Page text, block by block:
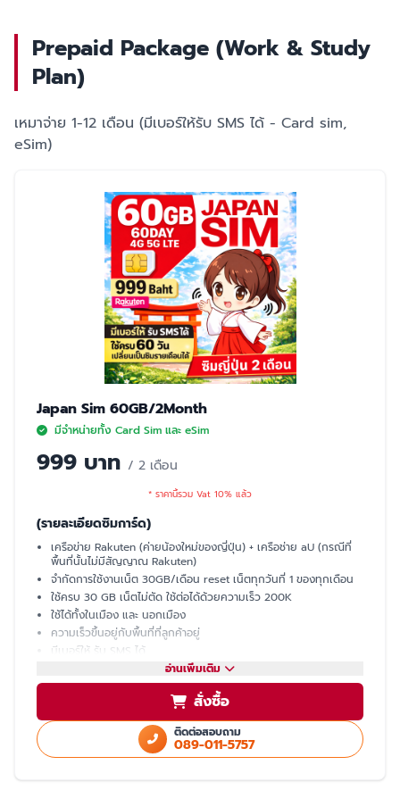
Prepaid Package (Work & Study
Plan)
เหมาจ่าย 1-12 เดือน (มีเบอร์ให้รับ SMS ได้ - Card sim,
eSim)
Japan Sim 60GB/2Month
มีจำหน่ายทั้ง Card Sim และ eSim
999 บาท / 2 เดือน
* ราคานี้รวม Vat 10% แล้ว
(รายละเอียดซิมการ์ด)
เครือข่าย Rakuten (ค่ายน้องใหม่ของญี่ปุ่น) + เครือช่าย aU (กรณีที่
พื้นที่นั้นไม่มีสัญญาณ Rakuten)
จำกัดการใช้งานเน็ต 30GB/เดือน reset เน็ตทุกวันที่ 1 ของทุกเดือน
ใช้ครบ 30 GB เน็ตไม่ตัด ใช้ต่อได้ด้วยความเร็ว 200K
ใช้ได้ทั้งในเมือง และ นอกเมือง
ความเร็วขึ้นอยู่กับพื้นที่ที่ลูกค้าอยู่
มีเบอร์ให้ รับ SMS ได้
โทรเข้า-ออก ไม่ได้ ต้องโทรผ่าน LINE
แชร์ hotspot ไม่ได้
บริการหลังการขายโดย ทีมงานคนไทย
อ่านเพิ่มเติม
สั่งซื้อ
ติดต่อสอบถาม
089-011-5757